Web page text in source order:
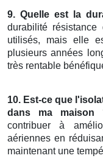
9. Quelle est la
durabilité
utilisés, mais elle
plusieurs années
très rentable
10. Est-ce que
dans ma maison
contribuer à
aériennes en
maintenant une